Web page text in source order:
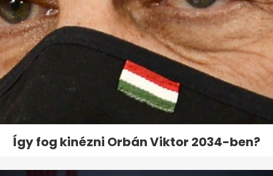
Így fog kinézni Orbán Viktor 2034-ben?